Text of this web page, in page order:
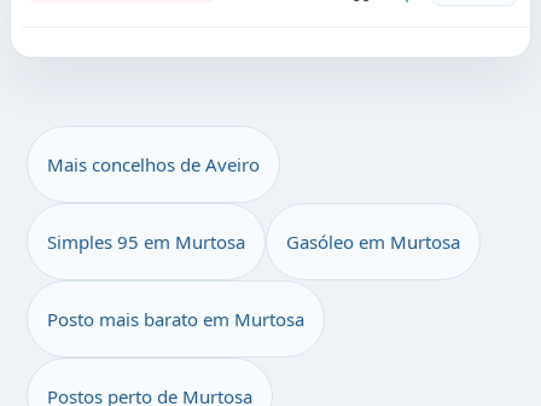
Mais concelhos de Aveiro
Simples 95 em Murtosa Gasóleo em Murtosa
Posto mais barato em Murtosa
Postos perto de Murtosa